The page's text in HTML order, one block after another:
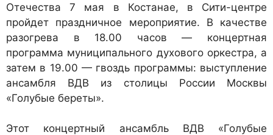
Отечества 7 мая в Костанае, в Сити-центре
пройдет праздничное мероприятие. В качестве
разогрева в 18.00 часов — концертная
программа муниципального духового оркестра, а
затем в 19.00 — гвоздь программы: выступление
ансамбля ВДВ из столицы России Москвы
«Голубые береты».
Этот концертный ансамбль ВДВ «Голубые